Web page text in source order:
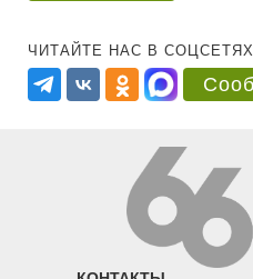
ЧИТАЙТЕ НАС В